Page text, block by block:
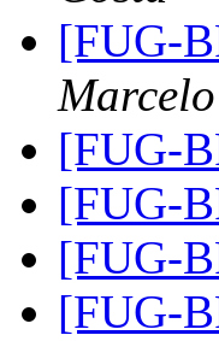
[FUG-
[FUG-
[FUG-
[FUG-
[FUG-